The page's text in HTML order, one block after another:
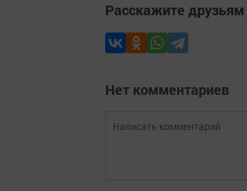
Расскажите друзьям
Нет комментариев